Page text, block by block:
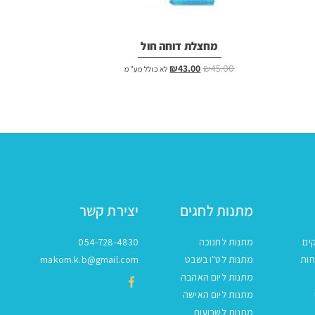
מחצלת דוחה חול
₪45.00
המחיר₪43.00 המחיר
לא כולל מע"מ
מתנות לחגים
מתנות לחנוכה
מתנות לט"ו בשבט
מתנות ליום האהבה
מתנות ליום האישה
מתנות לשבועות
יצירת קשר
054-728-4830
makom.k.b@gmail.com